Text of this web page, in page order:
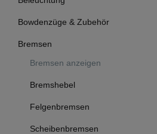
Bowdenzüge & Zubehör
Bremsen
Bremsen anzeigen
Bremshebel
Felgenbremsen
Scheibenbremsen